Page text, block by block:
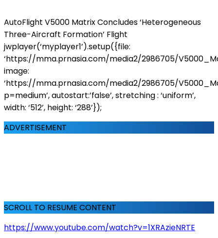
AutoFlight V5000 Matrix Concludes ‘Heterogeneous
Three-Aircraft Formation’ Flight
jwplayer(‘myplayer1’).setup({file:
‘https://mma.prnasia.com/media2/2986705/
image:
‘https://mma.prnasia.com/media2/2986705/
p=medium’, autostart:’false’, stretching : ‘uniform’,
width: ‘512’, height: ‘288’});
ADVERTISEMENT
SCROLL TO RESUME CONTENT
https://www.youtube.com/watch?v=1XRAzieNRTE